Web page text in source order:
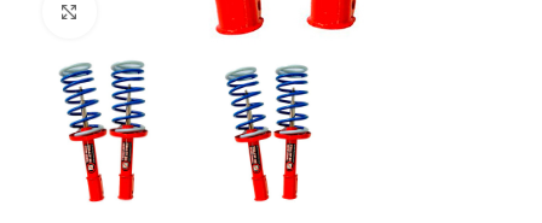
Clique para ampliar